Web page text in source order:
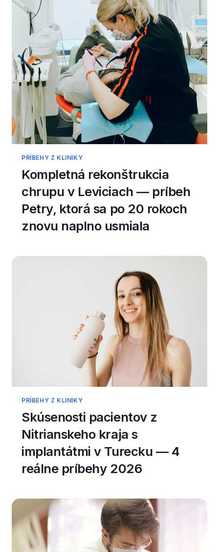
PRÍBEHY Z KLINIKY
Kompletná rekonštrukcia
chrupu v Leviciach — príbeh
Petry, ktorá sa po 20 rokoch
znovu naplno usmiala
PRÍBEHY Z KLINIKY
Skúsenosti pacientov z
Nitrianskeho kraja s
implantátmi v Turecku — 4
reálne príbehy 2026